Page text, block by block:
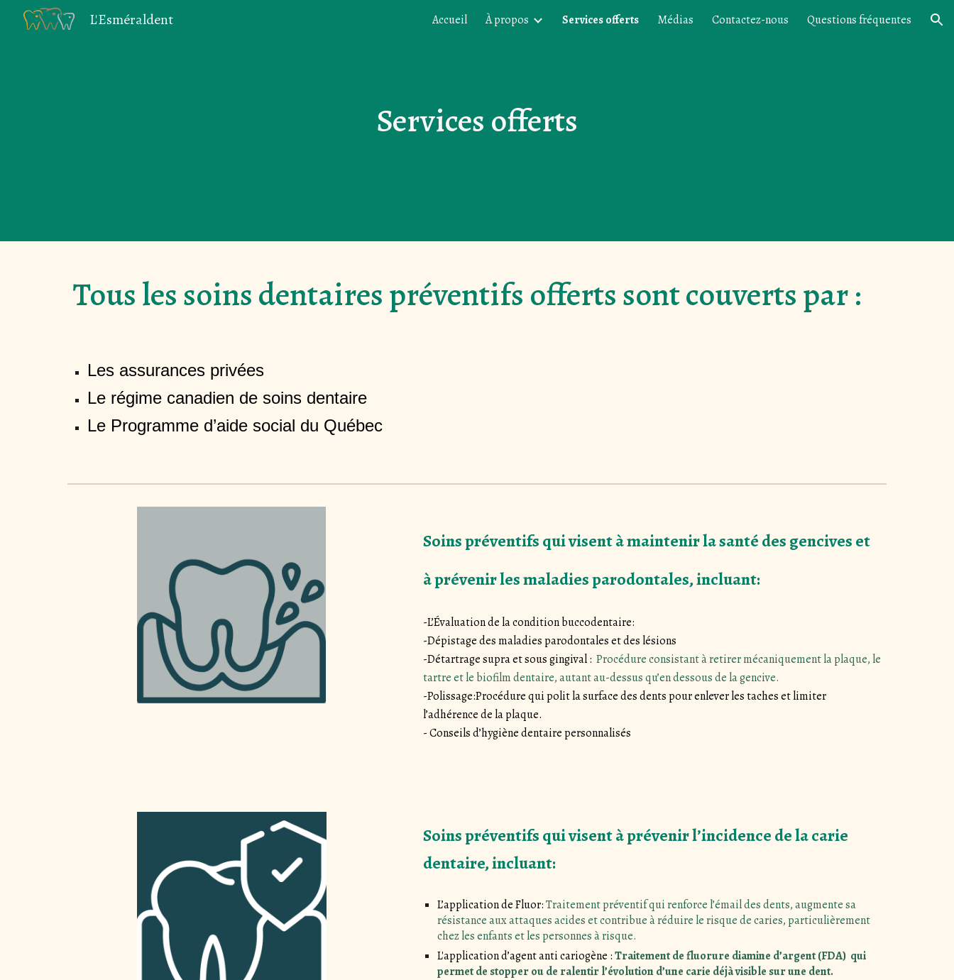
Skip to navigation
L'Esméraldent Accueil À propos Services offerts Médias Contactez-nous Questions fréquentes
Services offerts
Tous les soins dentaires préventifs offerts sont couverts par :
Les assurances privées
Le régime canadien de soins dentaire
Le Programme d’aide social du Québec
Soins préventifs qui visent à maintenir la santé des gencives et
à prévenir les maladies parodontales, incluant:
-L’Évaluation de la condition buccodentaire:
-Dépistage des maladies parodontales et des lésions
-Détartrage supra et sous gingival : Procédure consistant à retirer mécaniquement la plaque, le
tartre et le biofilm dentaire, autant au-dessus qu’en dessous de la gencive.
-Polissage:Procédure qui polit la surface des dents pour enlever les taches et limiter
l’adhérence de la plaque.
- Conseils d’hygiène dentaire personnalisés
Soins préventifs qui visent à prévenir l’incidence de la carie
dentaire, incluant:
L’application de Fluor:Traitement préventif qui renforce l’émail des dents, augmente sa
résistance aux attaques acides et contribue à réduire le risque de caries, particulièrement
chez les enfants et les personnes à risque.
L'application d’agent anti cariogène :Traitement de fluorure diamine d’argent (FDA) qui
permet de stopper ou de ralentir l’évolution d’une carie déjà visible sur une dent.